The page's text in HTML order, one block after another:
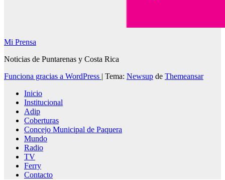
Mi Prensa
Noticias de Puntarenas y Costa Rica
Funciona gracias a WordPress | Tema: Newsup de Themeansar
Inicio
Institucional
Adip
Coberturas
Concejo Municipal de Paquera
Mundo
Radio
TV
Ferry
Contacto